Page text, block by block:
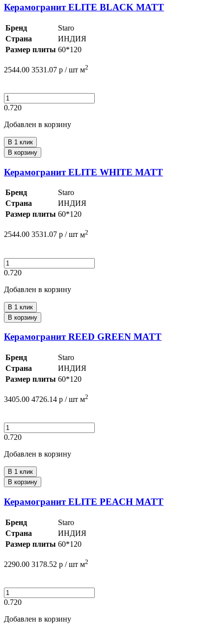
Керамогранит ELITE BLACK MATT
Бренд
Staro
Страна
ИНДИЯ
Размер плиты 60*120
2544.00 3531.07 р / шт м2
0.720
Добавлен в корзину
В 1 клик
В корзину
Керамогранит ELITE WHITE MATT
Бренд
Staro
Страна
ИНДИЯ
Размер плиты 60*120
2544.00 3531.07 р / шт м2
0.720
Добавлен в корзину
В 1 клик
В корзину
Керамогранит REED GREEN MATT
Бренд
Staro
Страна
ИНДИЯ
Размер плиты 60*120
3405.00 4726.14 р / шт м2
0.720
Добавлен в корзину
В 1 клик
В корзину
Керамогранит ELITE PEACH MATT
Бренд
Staro
Страна
ИНДИЯ
Размер плиты 60*120
2290.00 3178.52 р / шт м2
0.720
Добавлен в корзину